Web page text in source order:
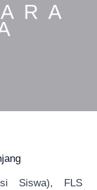
Siswa), FLS